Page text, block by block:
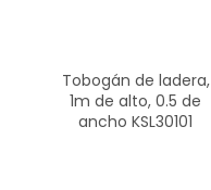
Tobogán de ladera,
1m de alto, 0.5 de
ancho KSL30101